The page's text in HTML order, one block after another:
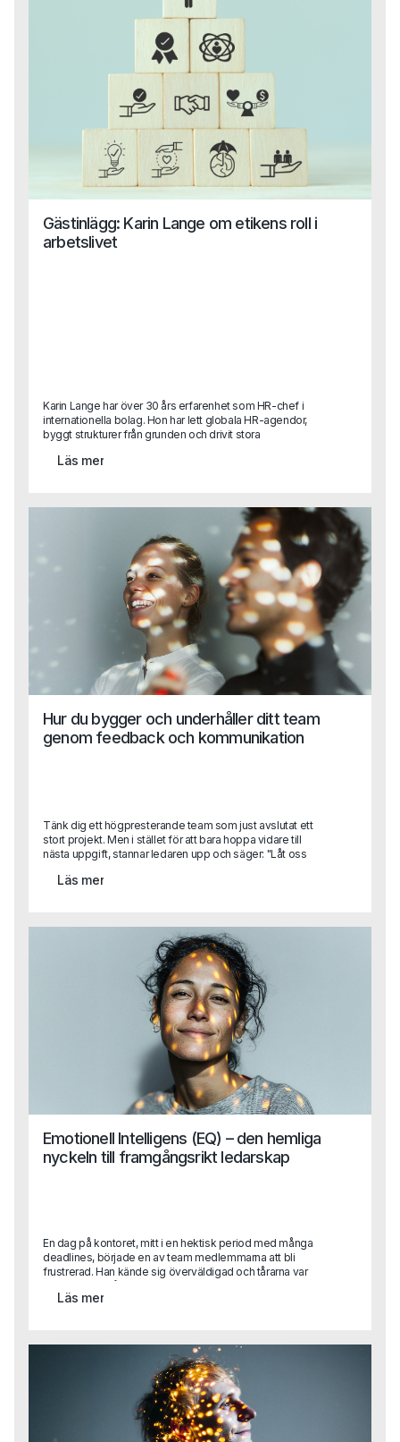
Gästinlägg: Karin Lange om etikens roll i
arbetslivet
Karin Lange har över 30 års erfarenhet som HR-chef i
internationella bolag. Hon har lett globala HR-agendor,
byggt strukturer från grunden och drivit stora
reflektioner kring ett ämne som är mer aktuellt än
ledarskap, kultur och individuella beslut den etiska
kompassen i ett företag? Och vilken roll spelar egentligen
Läs mer
Hur du bygger och underhåller ditt team
genom feedback och kommunikation
Tänk dig ett högpresterande team som just avslutat ett
stort projekt. Men i stället för att bara hoppa vidare till
nästa uppgift, stannar ledaren upp och säger: "Låt oss
Det här feedback samtalet, genomtänkt och konstruktivt,
ges på rätt sätt, blir det inte bara en möjlighet att korrigera
utan också att förstärka och utveckla det som fungerar.
Läs mer
Emotionell Intelligens (EQ) – den hemliga
nyckeln till framgångsrikt ledarskap
En dag på kontoret, mitt i en hektisk period med många
deadlines, började en av team medlemmarna att bli
frustrerad. Han kände sig överväldigad och tårarna var
empatisk hållning, närmade sig honom och sa: "Jag förstår
exempel på hög emotionell intelligens. Kollegan förstod
situationen, kände igen den andra personens känslor och
erbjöd hjälp för att hantera dem.Den här berättelsen
illustrerar varför emotionell intelligens är avgörande för
ledare. Det handlar inte bara om att fatta rätt beslut utan
om att förstå och hantera sina egna och andras känslor i
varje given situation.
Läs mer